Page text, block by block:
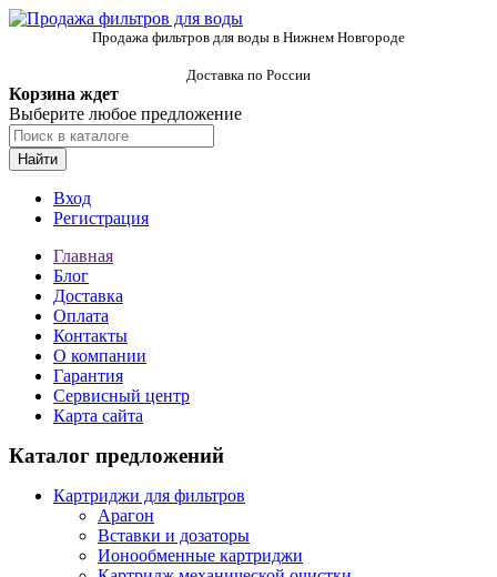
Продажа фильтров для воды в Нижнем Новгороде
Доставка по России
Корзина ждет
Выберите любое предложение
Найти
Вход
Регистрация
Главная
Блог
Доставка
Оплата
Контакты
О компании
Гарантия
Сервисный центр
Карта сайта
Каталог предложений
Картриджи для фильтров
Арагон
Вставки и дозаторы
Ионообменные картриджи